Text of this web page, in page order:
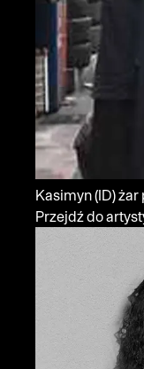
Kasimyn(ID)żar
Przejdź do